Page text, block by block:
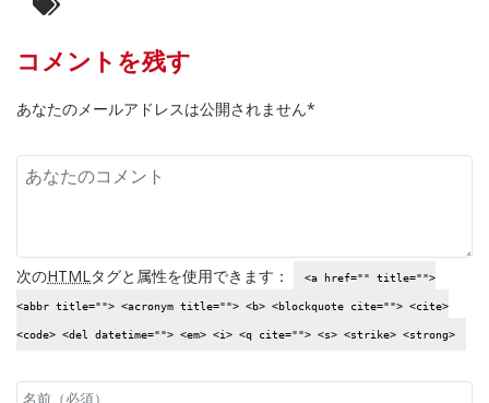
コメントを残す
あなたのメールアドレスは公開されません*
次のHTML タグと属性を使用できます： <a href="" title="">
<abbr title=""> <acronym title=""> <b> <blockquote cite=""> <cite>
<code> <del datetime=""> <em> <i> <q cite=""> <s> <strike> <strong>